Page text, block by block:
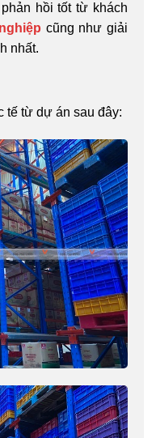
hồi tốt từ khách
cũng như giải
nhất.
tế từ dự án sau đây: